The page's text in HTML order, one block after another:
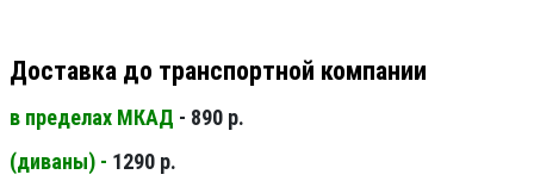
Доставка до транспортной компании
в пределах МКАД - 890 р.
(диваны) - 1290 р.